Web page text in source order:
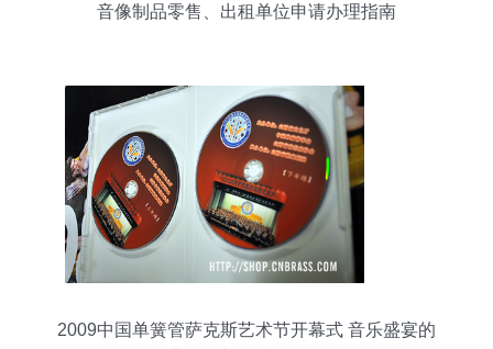
音像制品零售、出租单位申请办理指南
2009中国单簧管萨克斯艺术节开幕式 音乐盛宴的